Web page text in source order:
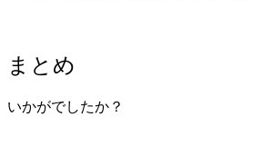
まとめ
いかがでしたか？